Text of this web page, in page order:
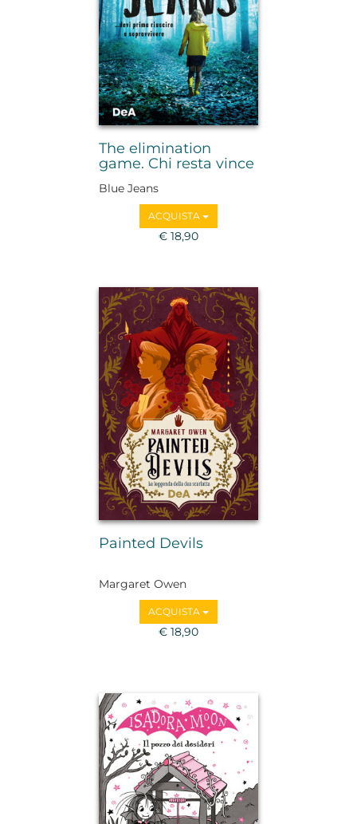
The elimination
game. Chi resta vince
Blue Jeans
ACQUISTA
€ 18,90
Painted Devils
Margaret Owen
ACQUISTA
€ 18,90